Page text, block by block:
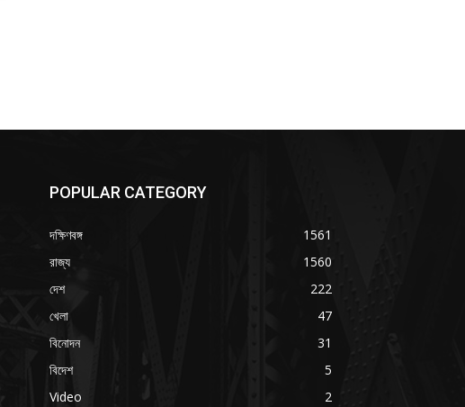
POPULAR CATEGORY
দক্ষিণবঙ্গ
1561
রাজ্য
1560
দেশ
222
খেলা
47
বিনোদন
31
বিদেশ
5
Video
2